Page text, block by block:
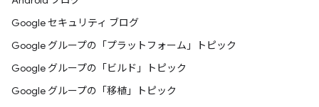
Google セキュリティ ブログ
Google グループの「プラットフォーム」トピック
Google グループの「ビルド」トピック
Google グループの「移植」トピック